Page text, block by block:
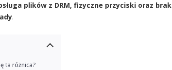
plików z DRM, fizyczne przyciski oraz brak
.
ta różnica?